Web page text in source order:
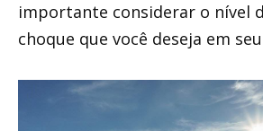
importante considerar o nível
choque que você deseja em